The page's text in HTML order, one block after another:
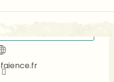
NOUS